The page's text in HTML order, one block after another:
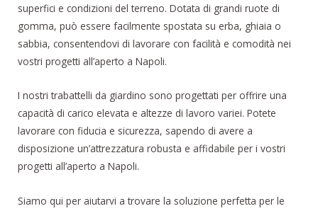
superfici e condizioni del terreno. Dotata di grandi ruote di
gomma, può essere facilmente spostata su erba, ghiaia o
sabbia, consentendovi di lavorare con facilità e comodità nei
vostri progetti all’aperto a Napoli.
I nostri trabattelli da giardino sono progettati per offrire una
capacità di carico elevata e altezze di lavoro variei. Potete
lavorare con fiducia e sicurezza, sapendo di avere a
disposizione un’attrezzatura robusta e affidabile per i vostri
progetti all’aperto a Napoli.
Siamo qui per aiutarvi a trovare la soluzione perfetta per le